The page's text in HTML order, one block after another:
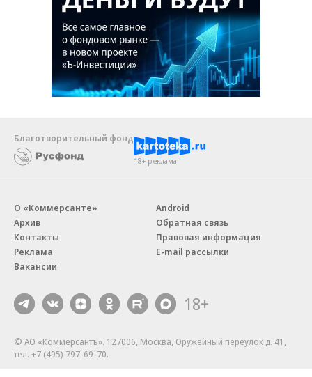
Благотворительный фонд
18+ реклама
О «Коммерсанте»
Архив
Контакты
Реклама
Вакансии
Android
Обратная связь
Правовая информация
E-mail рассылки
18+
© АО «Коммерсантъ». 127006, Москва, Оружейный переулок д. 41,
тел. +7 (495) 797-69-70.